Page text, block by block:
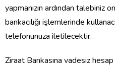
yapmanızın ardından talebiniz
bankacılığı işlemlerinde
telefonunuza iletilecektir.
Ziraat Bankasına vadesiz